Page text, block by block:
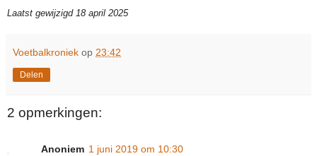
Laatst gewijzigd 18 april 2025
Voetbalkroniek op 23:42
Delen
2 opmerkingen:
Anoniem 1 juni 2019 om 10:30